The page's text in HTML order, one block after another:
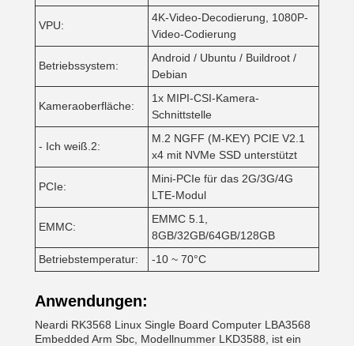
VPU:
4K-Video-Decodierung, 1080P-
Video-Codierung
Betriebssystem:
Android / Ubuntu / Buildroot /
Debian
Kameraoberfläche:
1x MIPI-CSI-Kamera-
Schnittstelle
- Ich weiß.2:
M.2 NGFF (M-KEY) PCIE V2.1
x4 mit NVMe SSD unterstützt
PCIe:
Mini-PCIe für das 2G/3G/4G
LTE-Modul
EMMC:
EMMC 5.1,
8GB/32GB/64GB/128GB
Betriebstemperatur:
-10 ~ 70°C
Anwendungen:
Neardi RK3568 Linux Single Board Computer LBA3568
Embedded Arm Sbc, Modellnummer LKD3588, ist ein